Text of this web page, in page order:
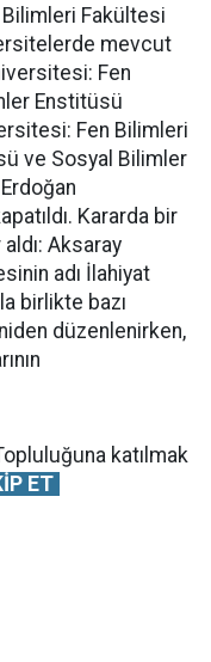
Fakültesi
mevcut
Fen
Enstitüsü
Fen Bilimleri
ve Sosyal Bilimler
Kararda bir
Aksaray
adı İlahiyat
birlikte bazı
düzenlenirken,
katılmak
ET